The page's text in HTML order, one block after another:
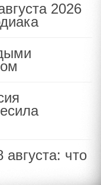
2026
что